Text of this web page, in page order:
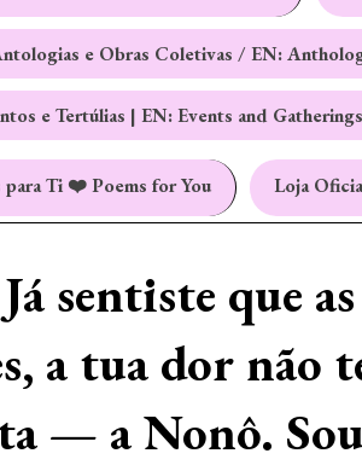
e Obras Coletivas / EN:
e Tertúlias | EN: Events and Gatherings
para Ti ❤️ Poems for You Loja
sentiste que
a tua dor não
— a Nonô.